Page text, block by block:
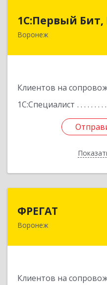
1С:Первый
Воронеж
Клиентов на
1С:Специалист
394006, Воронежская
ФРЕГАТ
Воронеж
Клиентов на